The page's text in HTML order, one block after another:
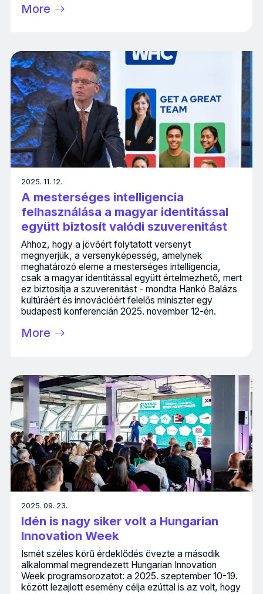
More
2025. 11. 12.
A mesterséges intelligencia
felhasználása a magyar identitással
együtt biztosít valódi szuverenitást
Ahhoz, hogy a jövőért folytatott versenyt
megnyerjük, a versenyképesség, amelynek
meghatározó eleme a mesterséges intelligencia,
csak a magyar identitással együtt értelmezhető, mert
ez biztosítja a szuverenitást - mondta Hankó Balázs
kultúráért és innovációért felelős miniszter egy
budapesti konferencián 2025. november 12-én.
More
2025. 09. 23.
Idén is nagy siker volt a Hungarian
Innovation Week
Ismét széles körű érdeklődés övezte a második
alkalommal megrendezett Hungarian Innovation
Week programsorozatot: a 2025. szeptember 10-19.
között lezajlott esemény célja ezúttal is az volt, hogy